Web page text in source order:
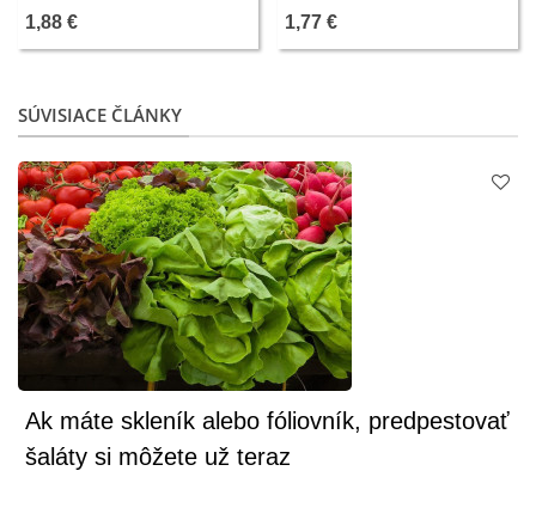
ks
1,88 €
asparagina - semiačka - 300
1,77 €
SÚVISIACE ČLÁNKY
Ak máte skleník alebo fóliovník, predpestovať
šaláty si môžete už teraz